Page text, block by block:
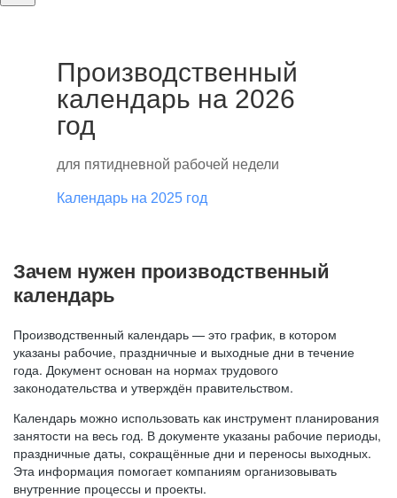
Производственный
календарь на 2026
год
для пятидневной рабочей недели
Календарь на 2025 год
Зачем нужен производственный
календарь
Производственный календарь — это график, в котором
указаны рабочие, праздничные и выходные дни в течение
года. Документ основан на нормах трудового
законодательства и утверждён правительством.
Календарь можно использовать как инструмент планирования
занятости на весь год. В документе указаны рабочие периоды,
праздничные даты, сокращённые дни и переносы выходных.
Эта информация помогает компаниям организовывать
внутренние процессы и проекты.